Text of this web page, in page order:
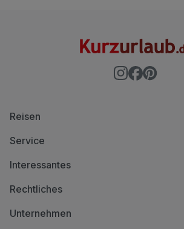
Reisen
Service
Interessantes
Rechtliches
Unternehmen